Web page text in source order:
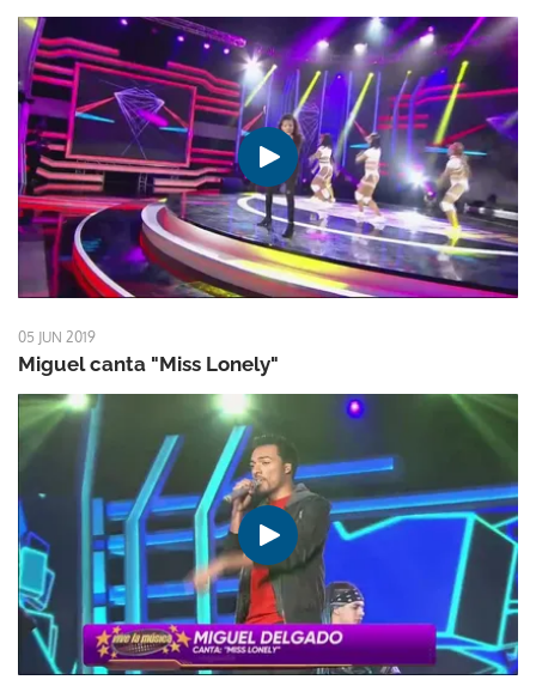
05 JUN 2019
Miguel canta "Miss Lonely"